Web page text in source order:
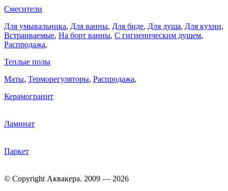
Смесители
Для умывальника, Для ванны, Для биде, Для душа, Для кухни,
Встраиваемые, На борт ванны, C гигиеническим душем,
Распродажа,
Теплые полы
Маты, Терморегуляторы, Распродажа,
Керамогранит
Ламинат
Паркет
© Copyright Аквакера. 2009 — 2026